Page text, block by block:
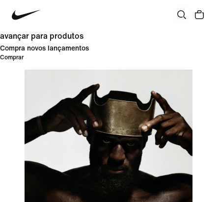
avançar para produtos
Compra novos lançamentos
Comprar